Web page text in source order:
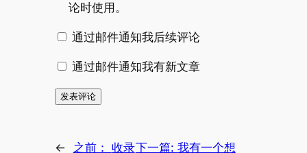
论时使用。
通过邮件通知我后续评论
通过邮件通知我有新文章
← 之前： 收录下一篇: 我有一个想